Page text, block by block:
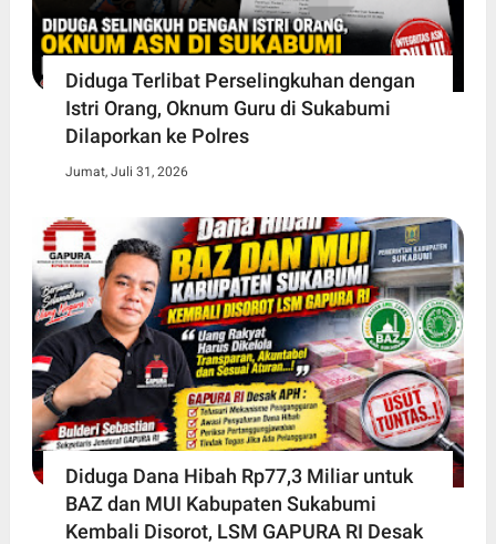
Diduga Terlibat Perselingkuhan dengan
Istri Orang, Oknum Guru di Sukabumi
Dilaporkan ke Polres
Jumat, Juli 31, 2026
Diduga Dana Hibah Rp77,3 Miliar untuk
BAZ dan MUI Kabupaten Sukabumi
Kembali Disorot, LSM GAPURA RI Desak